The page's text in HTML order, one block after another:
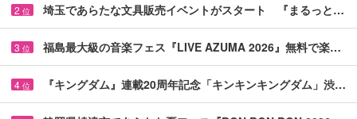
2 位 埼玉であらたな文具販売イベントがスタート 『まるっと…
3 位 福島最大級の音楽フェス『LIVE AZUMA 2026』無料で楽…
4 位 『キングダム』連載20周年記念「キンキンキングダム」渋…